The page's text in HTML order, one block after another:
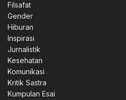
Filsafat
Gender
Hiburan
Inspirasi
Jurnalistik
Kesehatan
Komunikasi
Kritik Sastra
Kumpulan Esai